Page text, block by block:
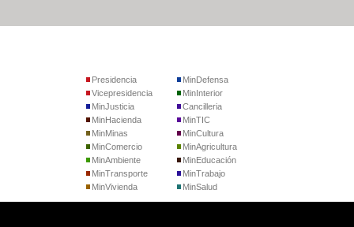
Presidencia
Vicepresidencia
MinJusticia
MinDefensa
MinInterior
Cancilleria
MinHacienda
MinMinas
MinComercio
MinTIC
MinCultura
MinAgricultura
MinAmbiente
MinTransporte
MinVivienda
MinEducación
MinTrabajo
MinSalud